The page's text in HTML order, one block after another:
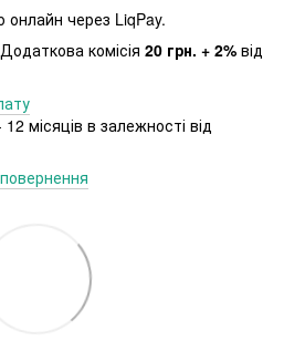
через LiqPay.
комісія 20 грн. + 2% від
місяців в залежності від